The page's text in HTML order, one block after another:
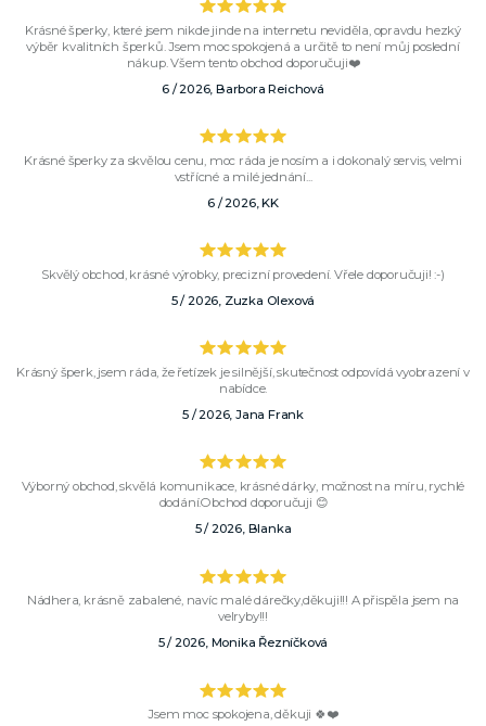
Krásné šperky, které jsem nikde jinde na internetu neviděla, opravdu hezký
výběr kvalitních šperků. Jsem moc spokojená a určitě to není můj poslední
nákup. Všem tento obchod doporučuji❤️
6 / 2026, Barbora Reichová
Krásné šperky za skvělou cenu, moc ráda je nosím a i dokonalý servis, velmi
vstřícné a milé jednání...
6 / 2026, KK
Skvělý obchod, krásné výrobky, precizní provedení. Vřele doporučuji! :-)
5 / 2026, Zuzka Olexová
Krásný šperk, jsem ráda, že řetízek je silnější, skutečnost odpovídá vyobrazení v
nabídce.
5 / 2026, Jana Frank
Výborný obchod, skvělá komunikace, krásné dárky, možnost na míru, rychlé
dodání.Obchod doporučuji 😊
5 / 2026, Blanka
Nádhera, krásně zabalené, navíc malé dárečky,děkuji!!! A přispěla jsem na
velryby!!!
5 / 2026, Monika Řezníčková
Jsem moc spokojena, děkuji 🍀❤️